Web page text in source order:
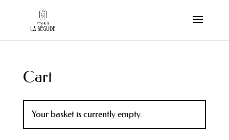
Cart
Your basket is currently empty.